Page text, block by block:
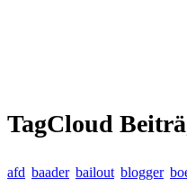
TagCloud
afd baader bailout blogger